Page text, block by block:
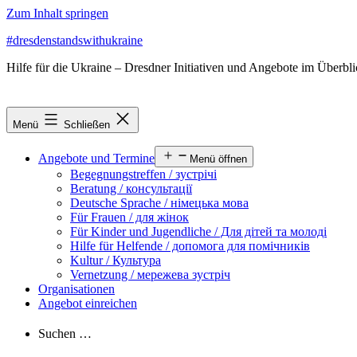
Zum Inhalt springen
#dresdenstandswithukraine
Hilfe für die Ukraine – Dresdner Initiativen und Angebote im
Menü Schließen
Angebote und Termine Menü öffnen
Begegnungstreffen / зустрічі
Beratung / консультації
Deutsche Sprache / німецька мова
Für Frauen / для жінок
Für Kinder und Jugendliche / Для дітей та молоді
Hilfe für Helfende / допомога для помічників
Kultur / Культура
Vernetzung / мережева зустріч
Organisationen
Angebot einreichen
Suchen …